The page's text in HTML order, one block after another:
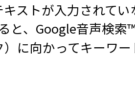
ストが入力されて
と、Google音声検索
に向かってキーワ